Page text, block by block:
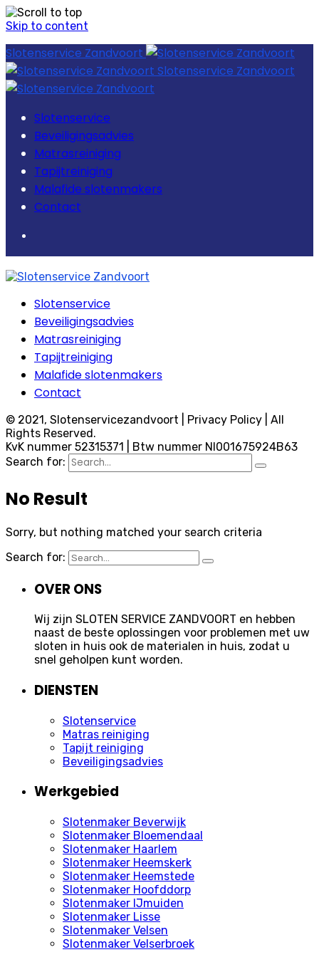
Skip to content
Slotenservice Zandvoort
Slotenservice Zandvoort
Slotenservice
Beveiligingsadvies
Matrasreiniging
Tapijtreiniging
Malafide slotenmakers
Contact
Slotenservice
Beveiligingsadvies
Matrasreiniging
Tapijtreiniging
Malafide slotenmakers
Contact
© 2021, Slotenservicezandvoort | Privacy Policy | All
Rights Reserved.
KvK nummer 52315371 | Btw nummer Nl001675924B63
Search for:
No Result
Sorry, but nothing matched your search criteria
Search for:
OVER ONS
Wij zijn SLOTEN SERVICE ZANDVOORT en hebben
naast de beste oplossingen voor problemen met uw
sloten in huis ook de materialen in huis, zodat u
snel geholpen kunt worden.
DIENSTEN
Slotenservice
Matras reiniging
Tapijt reiniging
Beveiligingsadvies
Werkgebied
Slotenmaker Beverwijk
Slotenmaker Bloemendaal
Slotenmaker Haarlem
Slotenmaker Heemskerk
Slotenmaker Heemstede
Slotenmaker Hoofddorp
Slotenmaker IJmuiden
Slotenmaker Lisse
Slotenmaker Velsen
Slotenmaker Velserbroek